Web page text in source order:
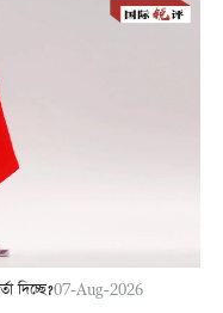
দিচ্ছে?07-Aug-2026